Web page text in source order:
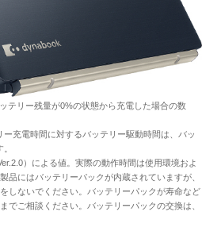
テリー残量が0%の状態から充電した場合の数
充電時間に対するバッテリー駆動時間は、バッ
）による値。実際の動作時間は使用環境およ
品にはバッテリーパックが内蔵されていますが、
しないでください。バッテリーパックが寿命など
でご相談ください。バッテリーパックの交換は、